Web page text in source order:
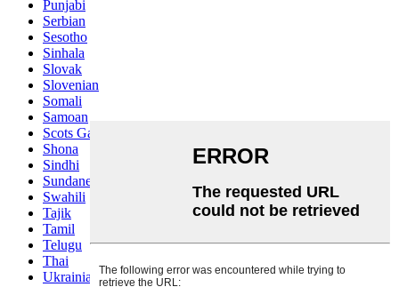
Punjabi
Serbian
Sesotho
Sinhala
Slovak
Slovenian
Somali
Samoan
Scots Gaelic
Shona
Sindhi
Sundanese
Swahili
Tajik
Tamil
Telugu
Thai
Ukrainian